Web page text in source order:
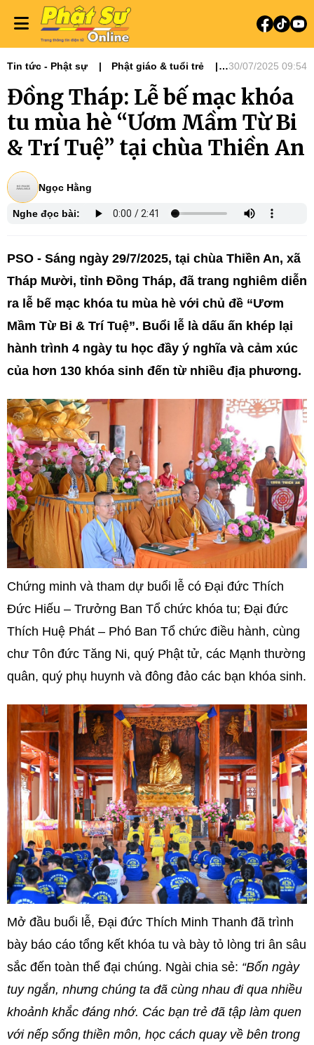
Tin tức - Phật sự
Phật giáo & tuổi trẻ
30/07/2025 09:54
Đồng Tháp: Lễ bế mạc khóa
tu mùa hè “Ươm Mầm Từ Bi
& Trí Tuệ” tại chùa Thiền An
Ngọc Hằng
Nghe đọc bài:
PSO - Sáng ngày 29/7/2025, tại chùa Thiền An, xã
Tháp Mười, tỉnh Đồng Tháp, đã trang nghiêm diễn
ra lễ bế mạc khóa tu mùa hè với chủ đề “Ươm
Mầm Từ Bi & Trí Tuệ”. Buổi lễ là dấu ấn khép lại
hành trình 4 ngày tu học đầy ý nghĩa và cảm xúc
của hơn 130 khóa sinh đến từ nhiều địa phương.
Chứng minh và tham dự buổi lễ có Đại đức Thích
Đức Hiếu – Trưởng Ban Tổ chức khóa tu; Đại đức
Thích Huệ Phát – Phó Ban Tổ chức điều hành, cùng
chư Tôn đức Tăng Ni, quý Phật tử, các Mạnh thường
quân, quý phụ huynh và đông đảo các bạn khóa sinh.
Mở đầu buổi lễ, Đại đức Thích Minh Thanh đã trình
bày báo cáo tổng kết khóa tu và bày tỏ lòng tri ân sâu
sắc đến toàn thể đại chúng. Ngài chia sẻ: “Bốn ngày
tuy ngắn, nhưng chúng ta đã cùng nhau đi qua nhiều
khoảnh khắc đáng nhớ. Các bạn trẻ đã tập làm quen
với nếp sống thiền môn, học cách quay về bên trong